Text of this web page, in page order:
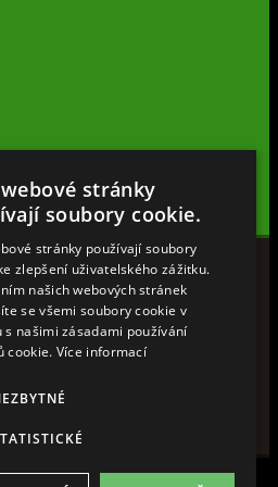
stránky
soubory cookie.
stránky používají soubory
zlepšení uživatelského zážitku.
našich webových stránek
se všemi soubory cookie v
s našimi zásadami používání
cookie. Více informací